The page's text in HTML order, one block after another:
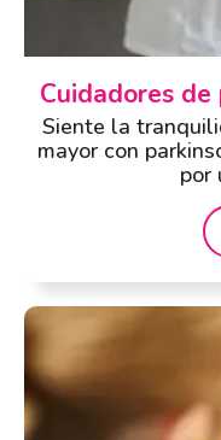
Cuidadores de
Siente la
mayor con
por